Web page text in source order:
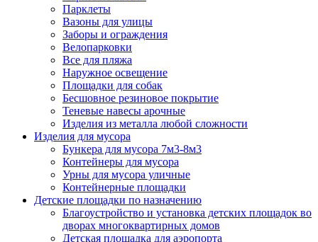
Парклеты
Вазоны для улицы
Заборы и ограждения
Велопарковки
Все для пляжа
Наружное освещение
Площадки для собак
Бесшовное резиновое покрытие
Теневые навесы арочные
Изделия из металла любой сложности
Изделия для мусора
Бункера для мусора 7м3-8м3
Контейнеры для мусора
Урны для мусора уличные
Контейнерные площадки
Детские площадки по назначению
Благоустройство и установка детских площадок во
дворах многоквартирных домов
Детская площадка для аэропорта